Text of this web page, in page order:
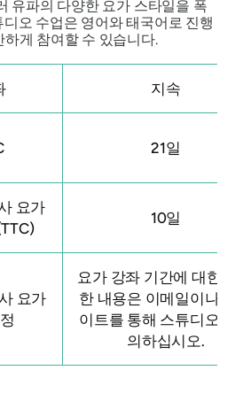
유파의 다양한 요가 스타일을 폭
오 수업은 영어와 태국어로 진행
게 참여할 수 있습니다.
지속
21일
요가
10일
요가
요가 강좌 기간에 대한
한 내용은 이메일이나
이트를 통해 스튜디오
의하십시오.